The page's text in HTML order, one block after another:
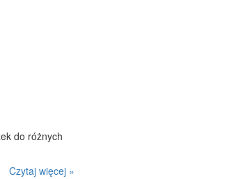
do różnych
Czytaj więcej »